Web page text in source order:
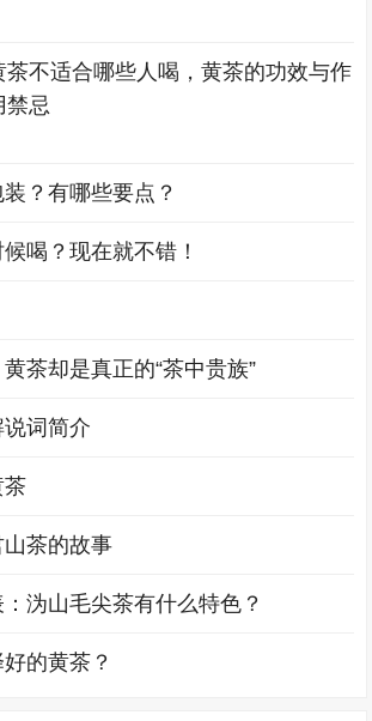
茶不适合哪些人喝，黄茶的功效与作
禁忌
？有哪些要点？
喝？现在就不错！
茶却是真正的“茶中贵族”
词简介
茶
茶的故事
沩山毛尖茶有什么特色？
的黄茶？